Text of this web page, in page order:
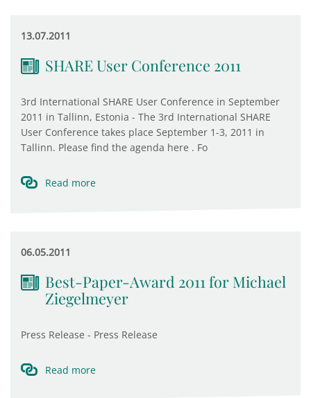
13.07.2011
SHARE User Conference 2011
3rd International SHARE User Conference in September
2011 in Tallinn, Estonia - The 3rd International SHARE
User Conference takes place September 1-3, 2011 in
Tallinn. Please find the agenda here . Fo
Read more
06.05.2011
Best-Paper-Award 2011 for Michael
Ziegelmeyer
Press Release - Press Release
Read more